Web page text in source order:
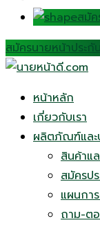
สมัค
สมัครนายหน้าประกั
หน้าหลัก
เกี่ยวกับเรา
ผลิตภัณฑ์และ
สินค้าแ
สมัครป
แผนกา
ถาม-ต